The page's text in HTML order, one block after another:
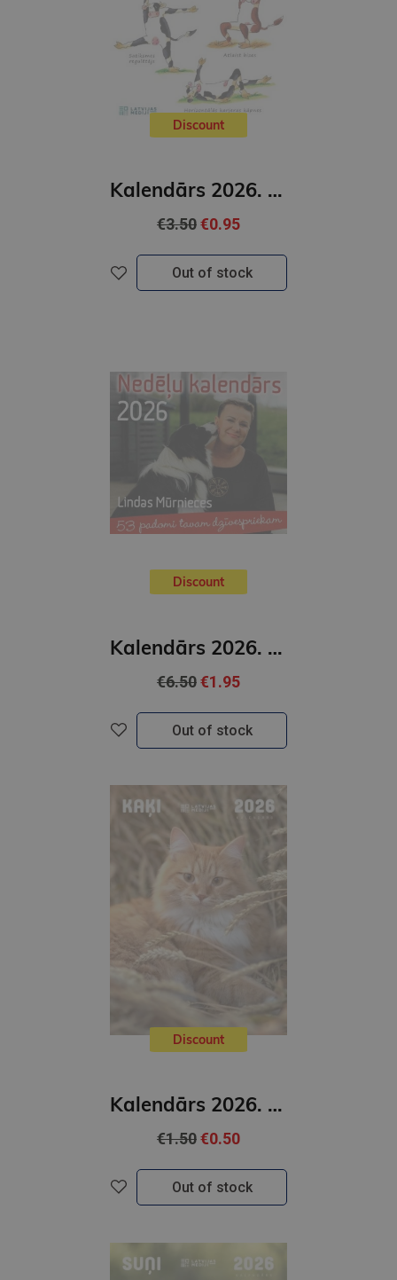
Discount
Kalendārs 2026. Joga priekam
€3.50€0.95
Out of stock
Discount
Kalendārs 2026. Nedēļu
€6.50€1.95
Out of stock
Discount
Kalendārs 2026. Kaķi ( mazais)
€1.50€0.50
Out of stock